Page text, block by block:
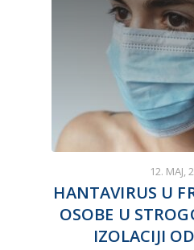
12. MAJ,
HANTAVIRUS U
OSOBE U
IZOLACIJI